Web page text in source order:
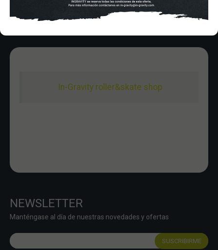
In-Gravity roller&skate shop
NEWSLETTER
Manténgase al día de nuestras novedades y ofertas